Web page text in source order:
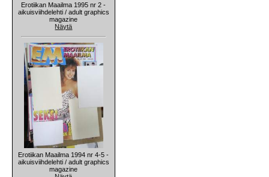
Erotiikan Maailma 1995 nr 2 -
aikuisviihdelehti / adult graphics
magazine
Näytä
Erotiikan Maailma 1994 nr 4-5 -
aikuisviihdelehti / adult graphics
magazine